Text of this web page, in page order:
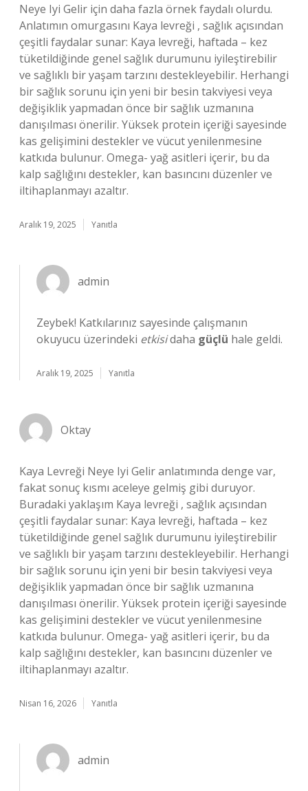
Neye Iyi Gelir için daha fazla örnek faydalı olurdu.
Anlatımın omurgasını Kaya levreği , sağlık açısından
çeşitli faydalar sunar: Kaya levreği, haftada – kez
tüketildiğinde genel sağlık durumunu iyileştirebilir
ve sağlıklı bir yaşam tarzını destekleyebilir. Herhangi
bir sağlık sorunu için yeni bir besin takviyesi veya
değişiklik yapmadan önce bir sağlık uzmanına
danışılması önerilir. Yüksek protein içeriği sayesinde
kas gelişimini destekler ve vücut yenilenmesine
katkıda bulunur. Omega- yağ asitleri içerir, bu da
kalp sağlığını destekler, kan basıncını düzenler ve
iltihaplanmayı azaltır.
Aralık 19, 2025 Yanıtla
admin
Zeybek! Katkılarınız sayesinde çalışmanın
okuyucu üzerindeki etkisidaha güçlü hale geldi.
Aralık 19, 2025 Yanıtla
Oktay
Kaya Levreği Neye Iyi Gelir anlatımında denge var,
fakat sonuç kısmı aceleye gelmiş gibi duruyor.
Buradaki yaklaşım Kaya levreği , sağlık açısından
çeşitli faydalar sunar: Kaya levreği, haftada – kez
tüketildiğinde genel sağlık durumunu iyileştirebilir
ve sağlıklı bir yaşam tarzını destekleyebilir. Herhangi
bir sağlık sorunu için yeni bir besin takviyesi veya
değişiklik yapmadan önce bir sağlık uzmanına
danışılması önerilir. Yüksek protein içeriği sayesinde
kas gelişimini destekler ve vücut yenilenmesine
katkıda bulunur. Omega- yağ asitleri içerir, bu da
kalp sağlığını destekler, kan basıncını düzenler ve
iltihaplanmayı azaltır.
Nisan 16, 2026 Yanıtla
admin